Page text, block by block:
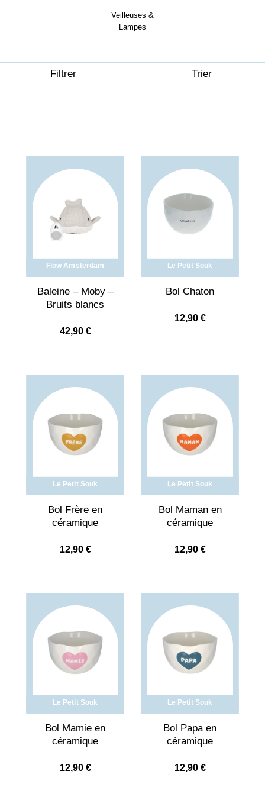
Veilleuses &
Lampes
Filtrer Trier
Flow Amsterdam
Baleine – Moby –
Bruits blancs
42,90 €
Le Petit Souk
Bol Chaton
12,90 €
Le Petit Souk
Bol Frère en
céramique
12,90 €
Le Petit Souk
Bol Maman en
céramique
12,90 €
Le Petit Souk
Bol Mamie en
céramique
12,90 €
Le Petit Souk
Bol Papa en
céramique
12,90 €